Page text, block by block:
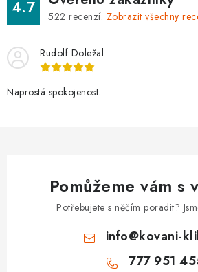
4.7 522 recenzí. Zobrazit všechny
Rudolf Doležal
Naprostá spokojenost.
Pomůžeme vám s
Potřebujete s něčím poradit?
info@kovani-
777 951